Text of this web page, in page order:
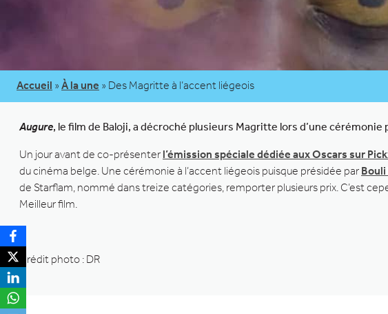
Accueil » À la une » Des Magritte à l’accent liégeois
Augure, le film de Baloji, a décroché plusieurs Magritte lors d’une cérémonie
Un jour avant de co-présenter l’émission spéciale dédiée aux Oscars sur
du cinéma belge. Une cérémonie à l’accent liégeois puisque présidée par
de Starflam, nommé dans treize catégories, remporter plusieurs prix. C’est
Meilleur film.
Crédit photo : DR